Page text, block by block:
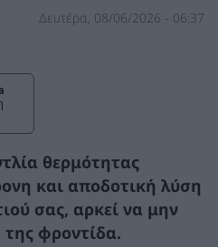
Δευτέρα, 08/06/2026 - 06:37
θερμότητας
και αποδοτική λύση
σας, αρκεί να μην
της φροντίδα.